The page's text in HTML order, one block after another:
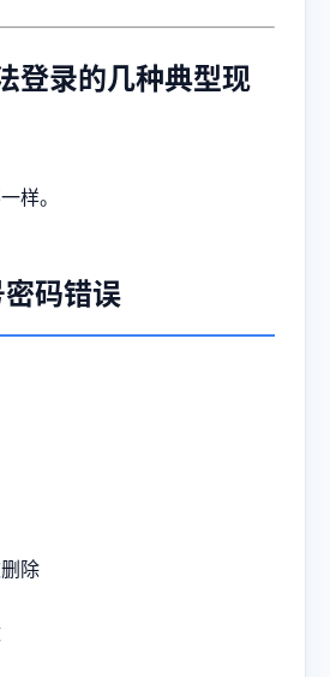
登录的几种典型现
样。
码错误
除